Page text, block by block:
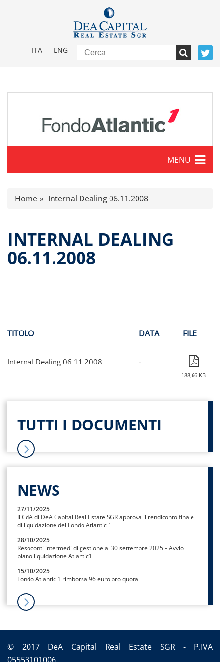
ITA ENG
MENU
Caratteristiche
Proventi distribuiti
Documenti di offerta
Contatti
Home Internal Dealing 06.11.2008
INTERNAL DEALING
06.11.2008
TITOLO DATA FILE
Internal Dealing 06.11.2008 -
188,66 KB
TUTTI I DOCUMENTI
NEWS
27/11/2025
Il CdA di DeA Capital Real Estate SGR approva il rendiconto finale
di liquidazione del Fondo Atlantic 1
28/10/2025
Resoconti intermedi di gestione al 30 settembre 2025 – Avvio
piano liquidazione Atlantic1
15/10/2025
Fondo Atlantic 1 rimborsa 96 euro pro quota
© 2017 DeA Capital Real Estate SGR - P.IVA
05553101006